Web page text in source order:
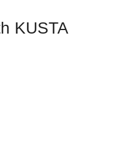
KUSTA